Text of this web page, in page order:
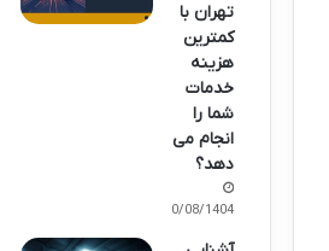
تهران با
کمترین
هزینه
خدمات
شما را
انجام می
دهد؟
10/08/1404